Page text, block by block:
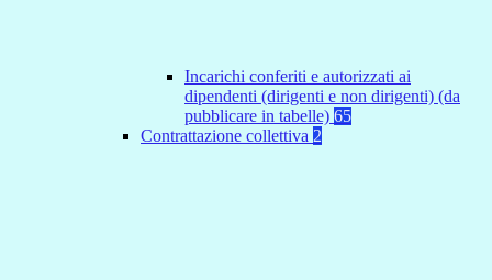
Incarichi conferiti e autorizzati ai
dipendenti (dirigenti e non dirigenti) (da
pubblicare in tabelle) 65
Contrattazione collettiva 2